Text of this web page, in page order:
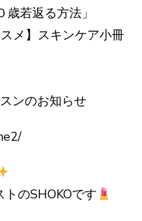
若返る方法」
メ】スキンケア小冊
ンのお知らせ
のSHOKOです